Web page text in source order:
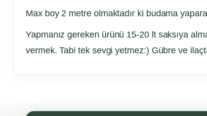
Max boy 2 metre olmaktadır ki budama
Yapmanız gereken ürünü 15-20 lt saksıya
vermek. Tabi tek sevgi yetmez:) Gübre ve